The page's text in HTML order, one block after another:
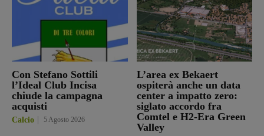
Con Stefano Sottili
l’Ideal Club Incisa
chiude la campagna
acquisti
Calcio 5 Agosto 2026
L’area ex Bekaert
ospiterà anche un data
center a impatto zero:
siglato accordo fra
Comtel e H2-Era Green
Valley